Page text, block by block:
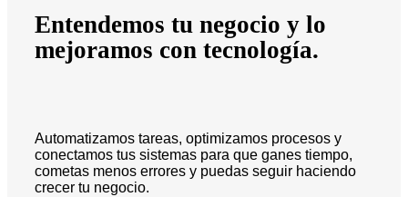
Entendemos tu negocio y lo
mejoramos con tecnología.
Automatizamos tareas, optimizamos procesos y
conectamos tus sistemas para que ganes tiempo,
cometas menos errores y puedas seguir haciendo
crecer tu negocio.